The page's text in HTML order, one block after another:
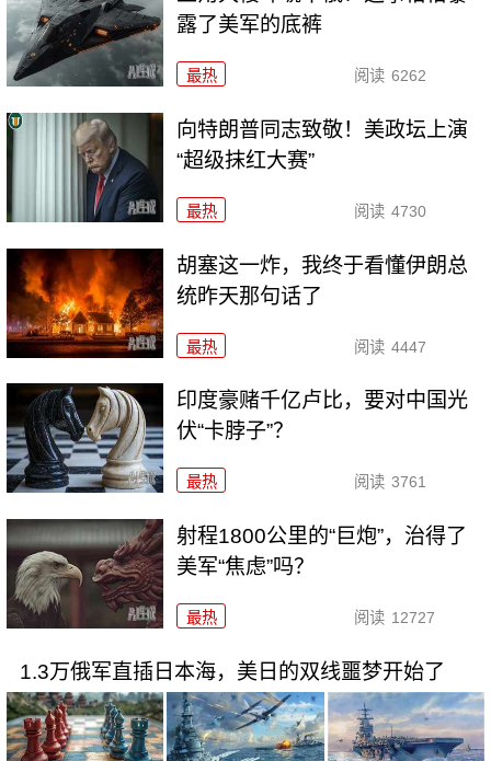
露了美军的底裤
最热 阅读 6262
向特朗普同志致敬！美政坛上演
“超级抹红大赛”
最热 阅读 4730
胡塞这一炸，我终于看懂伊朗总
统昨天那句话了
最热 阅读 4447
印度豪赌千亿卢比，要对中国光
伏“卡脖子”？
最热 阅读 3761
射程1800公里的“巨炮”，治得了
美军“焦虑”吗？
最热 阅读 12727
1.3万俄军直插日本海，美日的双线噩梦开始了